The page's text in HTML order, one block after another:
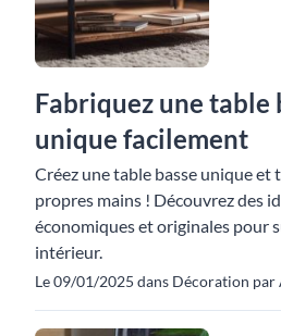
Fabriquez une table
unique facilement
Créez une table basse unique et
propres mains ! Découvrez des
économiques et originales pour
intérieur.
Le 09/01/2025 dans Décoration par